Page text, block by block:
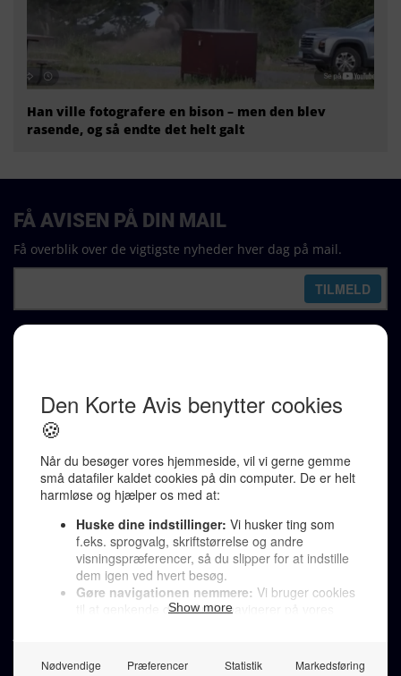
Han ville fotografere en bison – men den blev
rasende, og så endte det helt galt
Karen Jespersen
Redaktionen kontaktes via mail til
redaktion@denkorteavis.dk
Telefonsvarer 20 30 10 96
Von Ostensgade 22, 2791 Dragør
LINKS
Tidligere aviser >
Støt Den Korte Avis >
Send et læserbrev >
FÅ AVISEN PÅ DIN MAIL
Få overblik over de vigtigste nyheder hver dag på mail.